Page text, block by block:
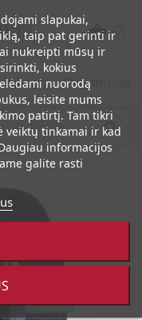
 (0)
|Registruotis

slapukai,
taip pat gerinti ir
nukreipti mūsų ir
kokius
nuorodą
leisite mums
patirtį. Tam tikri
veiktų tinkamai ir kad
informacijos
galite rasti